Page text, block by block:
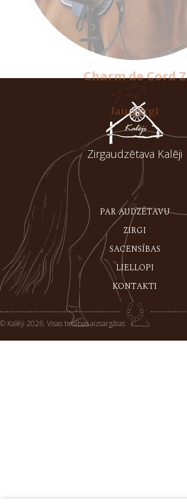
Charm de Cord Z
Jaunzirgi
Zirgaudzētava Kalēji
PAR AUDZĒTAVU
ZIRGI
SACENSĪBAS
LIELLOPI
KONTAKTI
© Kalēji 2026. Visas tiesības aizsargātas